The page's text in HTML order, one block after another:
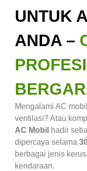
UNTUK
ANDA –
Mengalami AC
ventilasi? Atau
AC Mobil hadir
dipercaya selama
berbagai jenis
kendaraan.